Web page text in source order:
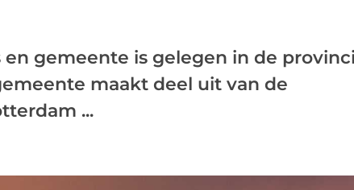
en gemeente is gelegen in de
maakt deel uit van de
...